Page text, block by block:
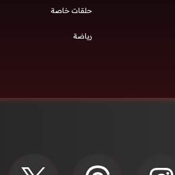
حلقات خاصة
رياضة